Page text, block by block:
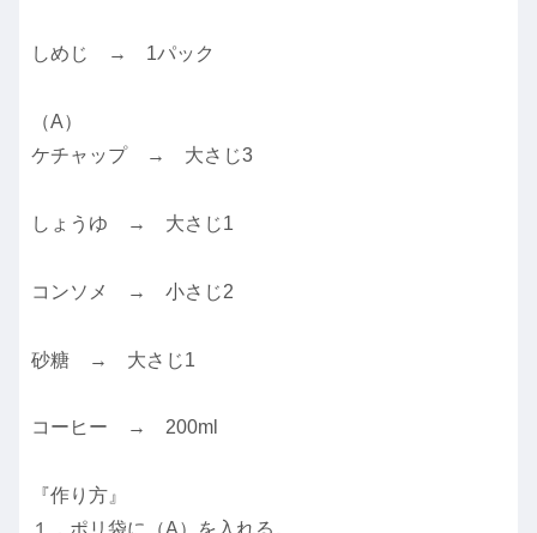
しめじ → 1パック
（A）
ケチャップ → 大さじ3
しょうゆ → 大さじ1
コンソメ → 小さじ2
砂糖 → 大さじ1
コーヒー → 200ml
『作り方』